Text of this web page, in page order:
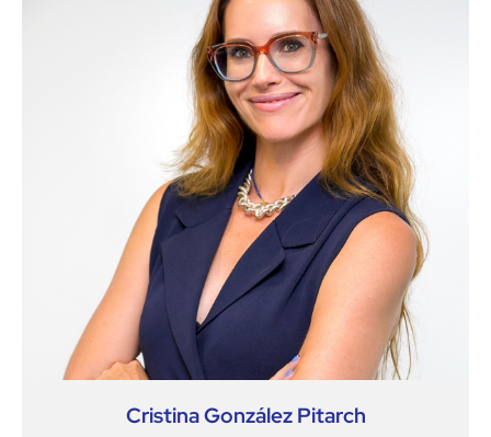
Cristina González Pitarch